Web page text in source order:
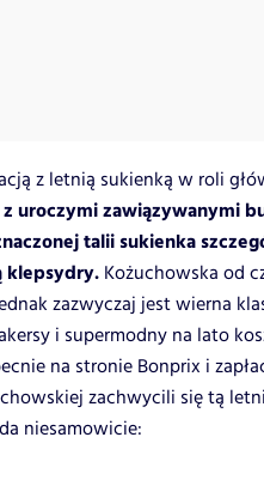
z letnią sukienką w roli
uroczymi zawiązywanymi
talii sukienka
klepsydry. Kożuchowska od
zazwyczaj jest wierna
i supermodny na lato
na stronie Bonprix i
zachwycili się tą
niesamowicie: